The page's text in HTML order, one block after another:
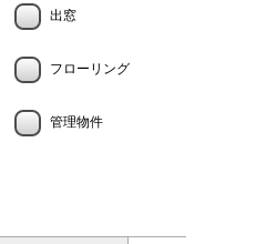
出窓
フローリング
管理物件